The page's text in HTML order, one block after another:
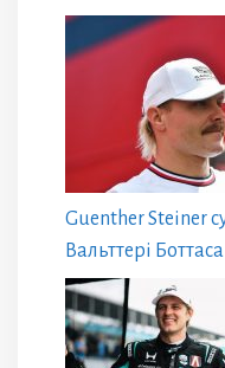
Guenther Steiner
Вальттері